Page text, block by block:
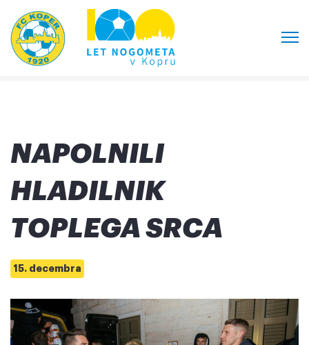
NAPOLNILI
HLADILNIK
TOPLEGA SRCA
15. decembra